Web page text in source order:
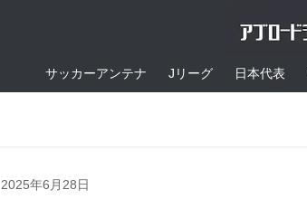
サッカーアンテナ Jリーグ 日本代表
2025年6月28日